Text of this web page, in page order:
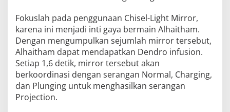
Fokuslah pada penggunaan Chisel-Light Mirror,
karena ini menjadi inti gaya bermain Alhaitham.
Dengan mengumpulkan sejumlah mirror tersebut,
Alhaitham dapat mendapatkan Dendro infusion.
Setiap 1,6 detik, mirror tersebut akan
berkoordinasi dengan serangan Normal, Charging,
dan Plunging untuk menghasilkan serangan
Projection.